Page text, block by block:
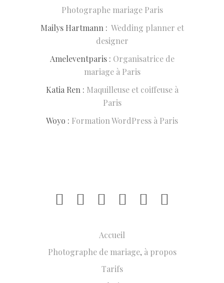
Photographe mariage Paris
Mailys Hartmann : Wedding planner et
designer
Ameleventparis : Organisatrice de
mariage à Paris
Katia Ren : Maquilleuse et coiffeuse à
Paris
Woyo : Formation WordPress à Paris
Accueil
Photographe de mariage, à propos
Tarifs